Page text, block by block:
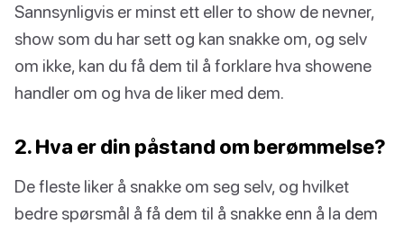
Sannsynligvis er minst ett eller to show de nevner,
show som du har sett og kan snakke om, og selv
om ikke, kan du få dem til å forklare hva showene
handler om og hva de liker med dem.
2. Hva er din påstand om berømmelse?
De fleste liker å snakke om seg selv, og hvilket
bedre spørsmål å få dem til å snakke enn å la dem